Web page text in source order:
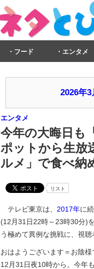
フード エンタメ
2026年
エンタメ
今年の大晦日も
ポットから生放
ルメ」で食べ納
リスト
テレビ東京は、 2017年に
(12月31日22時～23時30分)
う極めて異例な挑戦に、視
おはようございます＝お陰
12月31日夜10時から。今年